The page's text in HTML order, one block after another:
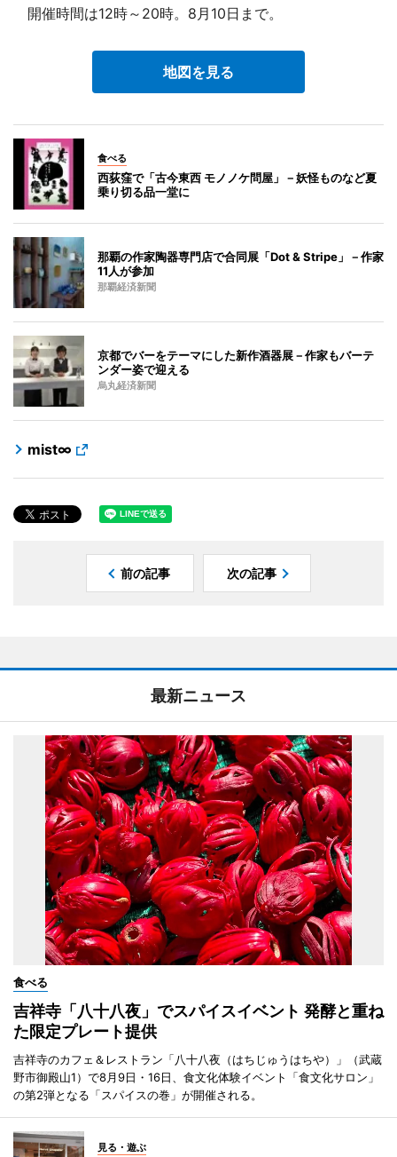
開催時間は12時～20時。8月10日まで。
地図を見る
食べる
西荻窪で「古今東西 モノノケ問屋」－妖怪ものなど夏
乗り切る品一堂に
那覇の作家陶器専門店で合同展「Dot & Stripe」－作家
11人が参加
那覇経済新聞
京都でバーをテーマにした新作酒器展－作家もバーテ
ンダー姿で迎える
烏丸経済新聞
mist∞
前の記事 次の記事
最新ニュース
食べる
吉祥寺「八十八夜」でスパイスイベント 発酵と重ね
た限定プレート提供
吉祥寺のカフェ＆レストラン「八十八夜（はちじゅうはちや）」（武蔵
野市御殿山1）で8月9日・16日、食文化体験イベント「食文化サロン」
の第2弾となる「スパイスの巻」が開催される。
見る・遊ぶ